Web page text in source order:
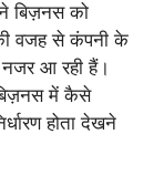
बिज़नस को
वजह से कंपनी के
आ रही हैं।
में कैसे
होता देखने